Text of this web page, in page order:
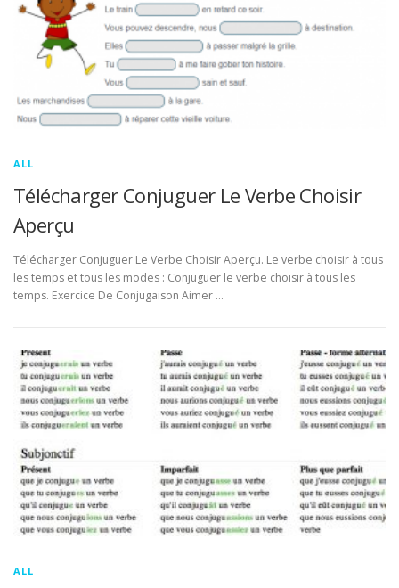
ALL
Télécharger Conjuguer Le Verbe Choisir
Aperçu
Télécharger Conjuguer Le Verbe Choisir Aperçu. Le verbe choisir à tous
les temps et tous les modes : Conjuguer le verbe choisir à tous les
temps. Exercice De Conjugaison Aimer …
ALL